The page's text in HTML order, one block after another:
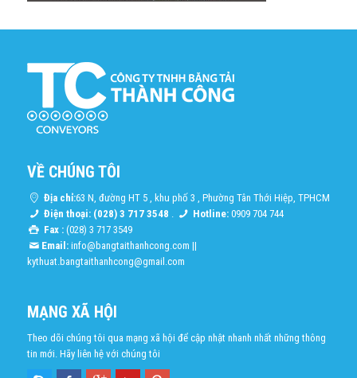
VỀ CHÚNG TÔI
Địa chỉ:63 N, đường HT 5 , khu phố 3 , Phường Tân Thới Hiệp, TPHCM
Điện thoại: (028) 3 717 3548 . Hotline: 0909 704 744
Fax :(028) 3 717 3549
Email: info@bangtaithanhcong.com ||
kythuat.bangtaithanhcong@gmail.com
MẠNG XÃ HỘI
Theo dõi chúng tôi qua mạng xã hội để cập nhật nhanh nhất những thông
tin mới. Hãy liên hệ với chúng tôi